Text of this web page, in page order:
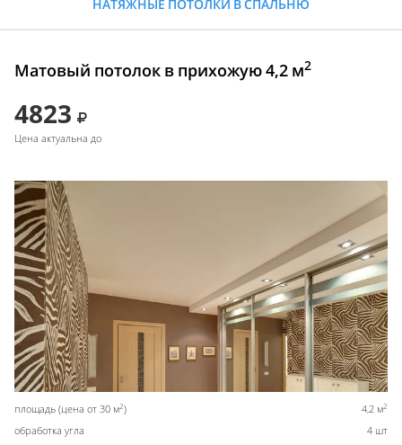
НАТЯЖНЫЕ ПОТОЛКИ В СПАЛЬНЮ
Матовый потолок в прихожую 4,2 м2
4823
Цена актуальна до
площадь (цена от 30 м2) 4,2 м2
обработка угла 4 шт